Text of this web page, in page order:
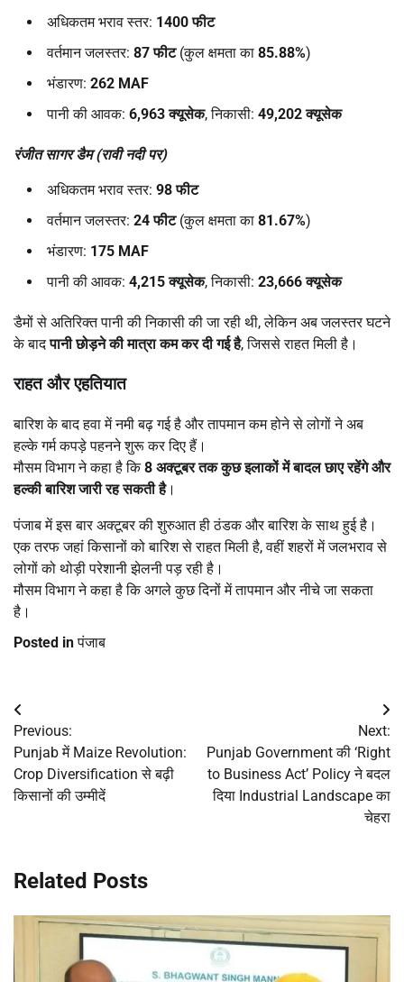
अधिकतम भराव स्तर: 1400फीट
वर्तमान जलस्तर: 87फीट(कुल क्षमता का 85.88%)
भंडारण: 262 MAF
पानी की आवक: 6,963क्यूसेक, निकासी: 49,202क्यूसेक
रंजीत सागर डैम (रावी नदी पर)
अधिकतम भराव स्तर: 98फीट
वर्तमान जलस्तर: 24फीट(कुल क्षमता का 81.67%)
भंडारण: 175 MAF
पानी की आवक: 4,215क्यूसेक, निकासी: 23,666क्यूसेक
डैमों से अतिरिक्त पानी की निकासी की जा रही थी, लेकिन अब जलस्तर घटने
के बादपानी छोड़ने की मात्रा कम कर दी गई है, जिससे राहत मिली है।
राहत और एहतियात
बारिश के बाद हवा में नमी बढ़ गई है और तापमान कम होने से लोगों ने अब
हल्के गर्म कपड़े पहनने शुरू कर दिए हैं।
मौसम विभाग ने कहा है कि8 अक्टूबर तक कुछ इलाकों में बादल छाए रहेंगे और
हल्की बारिश जारी रह सकती है।
पंजाब में इस बार अक्टूबर की शुरुआत ही ठंडक और बारिश के साथ हुई है।
एक तरफ जहां किसानों को बारिश से राहत मिली है, वहीं शहरों में जलभराव से
लोगों को थोड़ी परेशानी झेलनी पड़ रही है।
मौसम विभाग ने कहा है कि अगले कुछ दिनों में तापमान और नीचे जा सकता
है।
Posted inपंजाब
Post
navigation
Previous:
Punjab में Maize Revolution:
Crop Diversification से बढ़ी
किसानों की उम्मीदें
Next:
Punjab Government की ‘Right
to Business Act’ Policy ने बदल
दिया Industrial Landscape का
चेहरा
Related Posts